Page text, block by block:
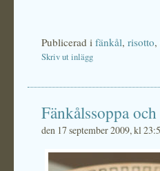
Publicerad i fänkål, risotto,
Skriv ut inlägg
Fänkålssoppa
den 17 september 2009, kl